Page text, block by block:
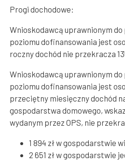
Progi dochodowe:
Wnioskodawcą uprawnionym
poziomu dofinansowania jest
roczny dochód nie przekracza
Wnioskodawcą uprawnionym do
poziomu dofinansowania jest
przeciętny miesięczny dochód
gospodarstwa domowego,
wydanym przez OPS, nie
1 894 zł w gospodarstwie
2 651 zł w gospodarstwie